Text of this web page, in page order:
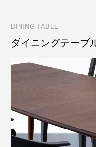
DINING TABLE
ダイニングテーブ